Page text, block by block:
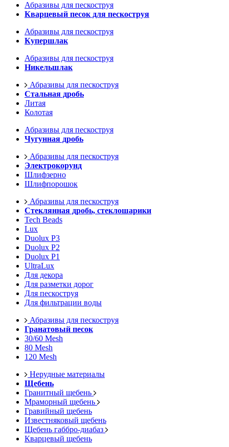
Абразивы для пескоструя
Кварцевый песок для пескоструя
Абразивы для пескоструя
Купершлак
Абразивы для пескоструя
Никельшлак
Абразивы для пескоструя
Стальная дробь
Литая
Колотая
Абразивы для пескоструя
Чугунная дробь
Абразивы для пескоструя
Электрокорунд
Шлифзерно
Шлифпорошок
Абразивы для пескоструя
Стеклянная дробь, стеклошарики
Tech Beads
Lux
Duolux P3
Duolux P2
Duolux P1
UltraLux
Для декора
Для разметки дорог
Для пескоструя
Для фильтрации воды
Абразивы для пескоструя
Гранатовый песок
30/60 Mesh
80 Mesh
120 Mesh
Нерудные материалы
Щебень
Гранитный щебень
Мраморный щебень
Гравийный щебень
Известняковый щебень
Щебень габбро-диабаз
Кварцевый щебень